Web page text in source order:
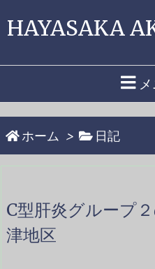
HAYASAKA
メ
ホーム > 日記
C型肝炎グループ
津地区